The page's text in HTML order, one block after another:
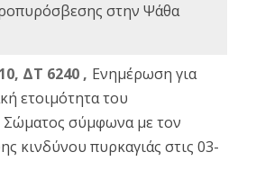
στην Ψάθα
ΔΤ 6240 , Ενημέρωση για
ετοιμότητα του
σύμφωνα με τον
κινδύνου πυρκαγιάς στις 03-